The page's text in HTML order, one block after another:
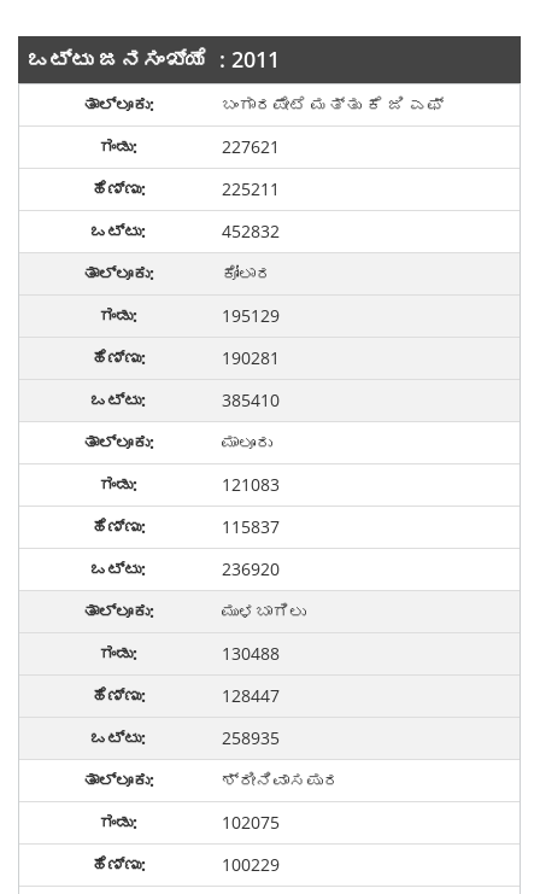
ಒಟ್ಟು ಜನಸಂಖ್ಯೆ : 2011
ಬಂಗಾರಪೇಟೆ ಮತ್ತು ಕೆ ಜಿ ಎಫ್
227621
225211
452832
ಕೋಲಾರ
195129
190281
385410
ಮಾಲೂರು
121083
115837
236920
ಮುಳಬಾಗಿಲು
130488
128447
258935
ಶ್ರೀನಿವಾಸಪುರ
102075
100229